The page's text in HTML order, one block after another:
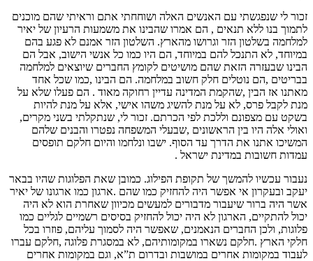
זכור לי שנפגשתי עם האנשים האלה ושוחחתי אתם וראיתי שהם מוכנים
לתמוך בנו ללא תנאים , הם אמרו שהבינו את משמעות הרעיון של יאיר
למלחמה בשלטון הזר וגרושו מהארץ. השלטון הזר אמנם לא פגע בהם
במיוחד, לא התנכל להם במיוחד, הם היו כמו כל אנשי הישוב, אבל הם
הבינו שבעזרה הזאת שהם מושיטים לקומץ החברים שיוצאים למלחמה
בבריטים ,הם נוטלים חלק חשוב במלחמה. הם הבינו ,כמו שכל אחד
מאתנו אז הבין ,שהקמת המדינה עדיין רחוקה מאוד . הם פעלו שלא על
מנת לקבל פרס, לא על מנת להשיג משהו אישי, אלא על מנת להיות
בשקט עם מצפונם וללכת לפי הכרתם. זכור לי, שנתקלתי בשני מקרים,
ואולי אלה היו בין הראשונים ,שבעלי המשפחה נפטרו והבנים שלהם
המשיכו אתנו את הדרך עד הסוף. ישבו ונלחמו והיום חלקם תופסים
עמדות חשובות במדינת ישראל .
נעבור עכשיו להמשך של תקופת הפילוג. כמובן שאת הפלוגות שהיו בבאר
יעקב ובעקרון אי אפשר היה להחזיק כמו שהם .ארגון כמו ארגונו של יאיר
אשר היה ברור שיעבור מדבורים למעשים מכיוון שאחרת הוא לא היה
יכול להתקיים, הארגון לא היה יכול להחזיק בסיסים רשמיים לגליים כמו
פלוגות, ולכן החברים הנאמנים, שאפשר היה לסמוך עליהם, פוזרו בכל
חלקי הארץ .חלקם נשארו במקומותיהם, לא במסגרת פלוגה ,חלקם עברו
לעבוד במקומות אחרים במושבות ובדרום ת”א, וגם במקומות אחרים